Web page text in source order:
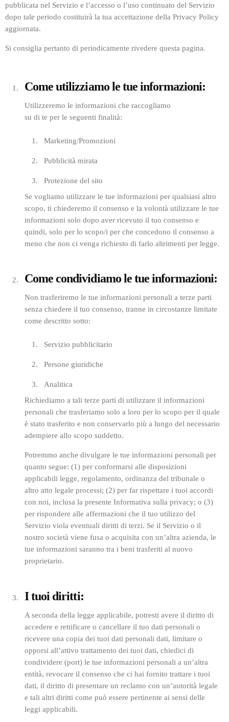
pubblicata nel Servizio e l’accesso o l’uso continuato del Servizio
dopo tale periodo costituirà la tua accettazione della Privacy Policy
aggiornata.
Si consiglia pertanto di periodicamente rivedere questa pagina.
Come utilizziamo le tue informazioni:
Utilizzeremo le informazioni che raccogliamo
su di te per le seguenti finalità:
Marketing/Promozioni
Pubblicità mirata
Protezione del sito
Se vogliamo utilizzare le tue informazioni per qualsiasi altro
scopo, ti chiederemo il consenso e la volontà utilizzare le tue
informazioni solo dopo aver ricevuto il tuo consenso e
quindi, solo per lo scopo/i per che concedono il consenso a
meno che non ci venga richiesto di farlo altrimenti per legge.
Come condividiamo le tue informazioni:
Non trasferiremo le tue informazioni personali a terze parti
senza chiedere il tuo consenso, tranne in circostanze limitate
come descritto sotto:
Servizio pubblicitario
Persone giuridiche
Analitica
Richiediamo a tali terze parti di utilizzare il informazioni
personali che trasferiamo solo a loro per lo scopo per il quale
è stato trasferito e non conservarlo più a lungo del necessario
adempiere allo scopo suddetto.
Potremmo anche divulgare le tue informazioni personali per
quanto segue: (1) per conformarsi alle disposizioni
applicabili legge, regolamento, ordinanza del tribunale o
altro atto legale processi; (2) per far rispettare i tuoi accordi
con noi, inclusa la presente Informativa sulla privacy; o (3)
per rispondere alle affermazioni che il tuo utilizzo del
Servizio viola eventuali diritti di terzi. Se il Servizio o il
nostro società viene fusa o acquisita con un’altra azienda, le
tue informazioni saranno tra i beni trasferiti al nuovo
proprietario.
I tuoi diritti:
A seconda della legge applicabile, potresti avere il diritto di
accedere e rettificare o cancellare il tuo dati personali o
ricevere una copia dei tuoi dati personali dati, limitare o
opporsi all’attivo trattamento dei tuoi dati, chiedici di
condividere (port) le tue informazioni personali a un’altra
entità, revocare il consenso che ci hai fornito trattare i tuoi
dati, il diritto di presentare un reclamo con un’autorità legale
e tali altri diritti come può essere pertinente ai sensi delle
leggi applicabili.